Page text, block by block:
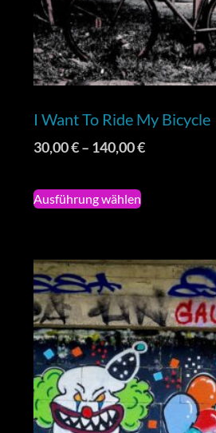
I Want To Ride My Bicycle
30,00€– 140,00€
Ausführung wählen